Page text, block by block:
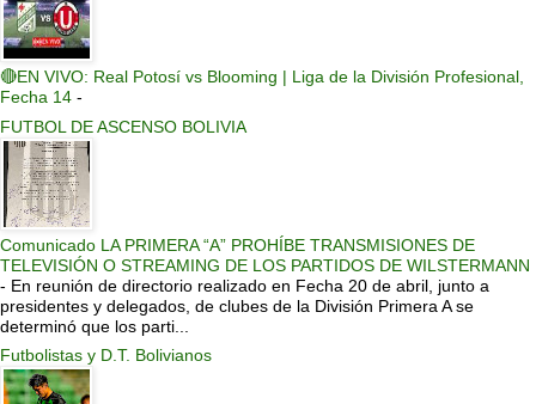
🔴EN VIVO: Real Potosí vs Blooming | Liga de la División Profesional,
Fecha 14 -
FUTBOL DE ASCENSO BOLIVIA
Comunicado LA PRIMERA “A” PROHÍBE TRANSMISIONES DE
TELEVISIÓN O STREAMING DE LOS PARTIDOS DE WILSTERMANN
- En reunión de directorio realizado en Fecha 20 de abril, junto a
presidentes y delegados, de clubes de la División Primera A se
determinó que los parti...
Futbolistas y D.T. Bolivianos